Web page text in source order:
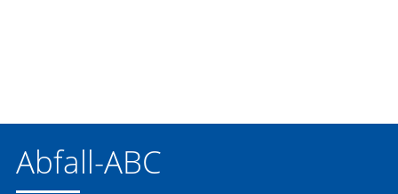
Abfall-ABC